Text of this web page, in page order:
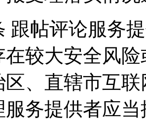
跟帖评论服务
在较大安全风
区、直辖市互
服务提供者应